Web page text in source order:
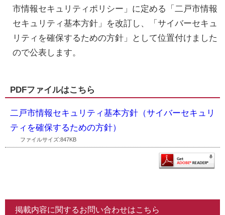
市情報セキュリティポリシー」に定める「二戸市情報
セキュリティ基本方針」を改訂し、「サイバーセキュ
リティを確保するための方針」として位置付けました
ので公表します。
PDFファイルはこちら
二戸市情報セキュリティ基本方針（サイバーセキュリ
ティを確保するための方針）
ファイルサイズ:847KB
掲載内容に関するお問い合わせはこちら